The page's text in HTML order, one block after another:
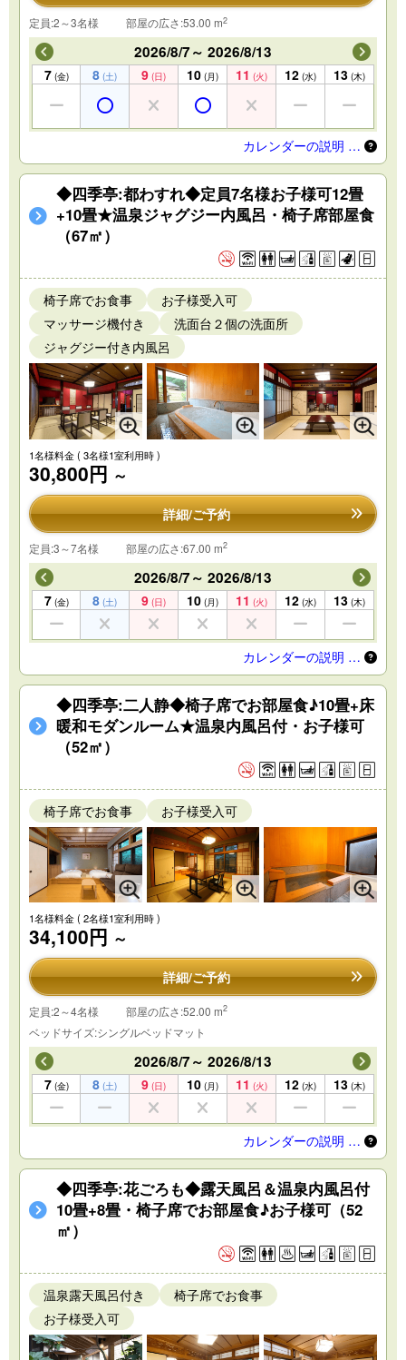
定員:2～3名様 部屋の広さ:53.00 m2
2026/8/7～ 2026/8/13
7 (金) 8 (土) 9 (日) 10 (月) 11 (火) 12 (水) 13 (木)
カレンダーの説明 …
◆四季亭:都わすれ◆定員7名様お子様可12畳
+10畳★温泉ジャグジー内風呂・椅子席部屋食
（67㎡）
椅子席でお食事
お子様受入可
マッサージ機付き
洗面台２個の洗面所
ジャグジー付き内風呂
1名様料金( 3名様1室利用時 )
30,800円 ～
詳細/ご予約
定員:3～7名様 部屋の広さ:67.00 m2
2026/8/7～ 2026/8/13
7 (金) 8 (土) 9 (日) 10 (月) 11 (火) 12 (水) 13 (木)
カレンダーの説明 …
◆四季亭:二人静◆椅子席でお部屋食♪10畳+床
暖和モダンルーム★温泉内風呂付・お子様可
（52㎡）
椅子席でお食事 お子様受入可
1名様料金( 2名様1室利用時 )
34,100円 ～
詳細/ご予約
定員:2～4名様 部屋の広さ:52.00 m2
ベッドサイズ:シングルベッドマット
2026/8/7～ 2026/8/13
7 (金) 8 (土) 9 (日) 10 (月) 11 (火) 12 (水) 13 (木)
カレンダーの説明 …
◆四季亭:花ごろも◆露天風呂＆温泉内風呂付
10畳+8畳・椅子席でお部屋食♪お子様可（52
㎡）
温泉露天風呂付き
椅子席でお食事
お子様受入可